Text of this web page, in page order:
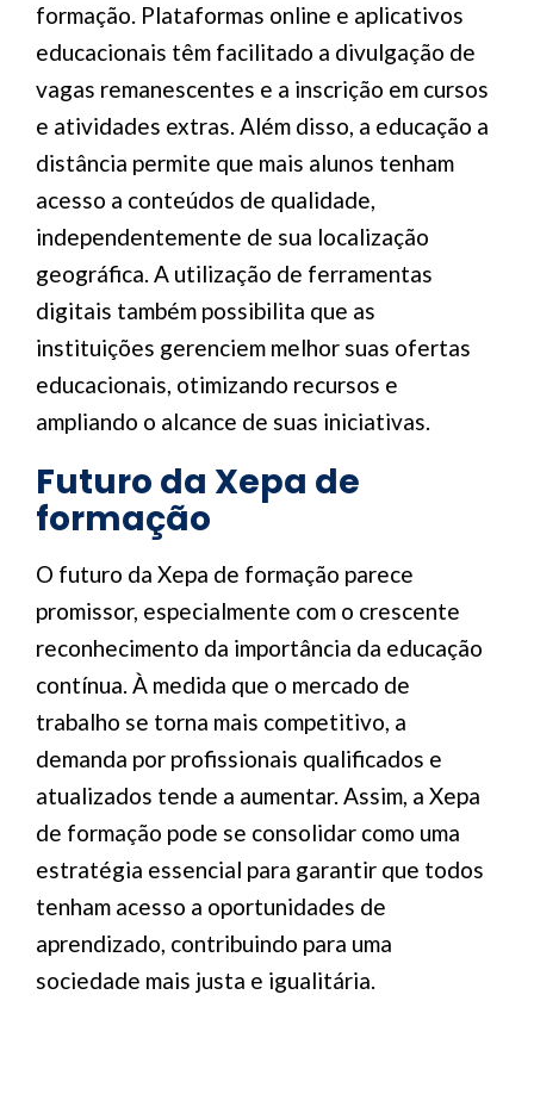
formação. Plataformas online e aplicativos
educacionais têm facilitado a divulgação de
vagas remanescentes e a inscrição em cursos
e atividades extras. Além disso, a educação a
distância permite que mais alunos tenham
acesso a conteúdos de qualidade,
independentemente de sua localização
geográfica. A utilização de ferramentas
digitais também possibilita que as
instituições gerenciem melhor suas ofertas
educacionais, otimizando recursos e
ampliando o alcance de suas iniciativas.
Futuro da Xepa de
formação
O futuro da Xepa de formação parece
promissor, especialmente com o crescente
reconhecimento da importância da educação
contínua. À medida que o mercado de
trabalho se torna mais competitivo, a
demanda por profissionais qualificados e
atualizados tende a aumentar. Assim, a Xepa
de formação pode se consolidar como uma
estratégia essencial para garantir que todos
tenham acesso a oportunidades de
aprendizado, contribuindo para uma
sociedade mais justa e igualitária.